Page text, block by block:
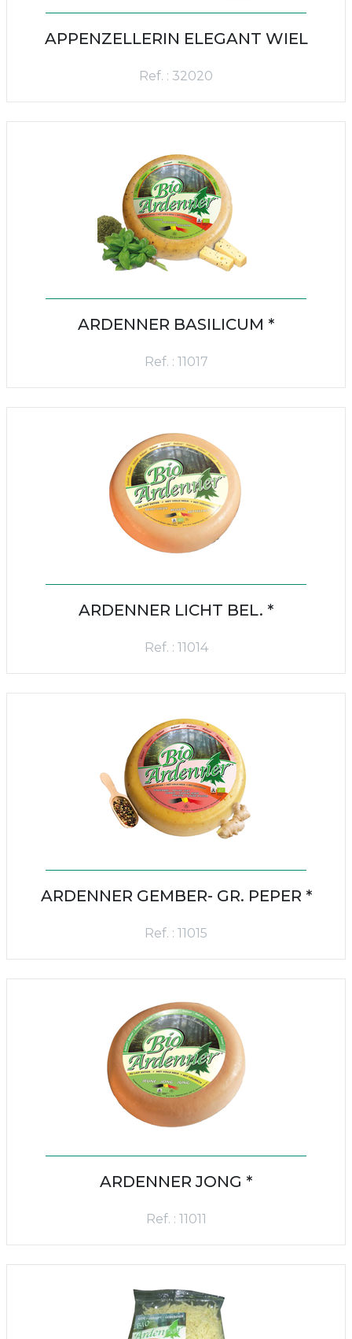
APPENZELLERIN ELEGANT WIEL
Ref. : 32020
ARDENNER BASILICUM *
Ref. : 11017
ARDENNER LICHT BEL. *
Ref. : 11014
ARDENNER GEMBER- GR. PEPER *
Ref. : 11015
ARDENNER JONG *
Ref. : 11011